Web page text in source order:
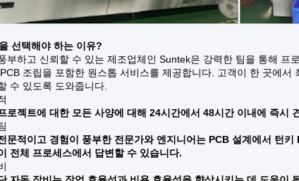
선택해야 하는 이유?
부하고 신뢰할 수 있는 제조업체인 Suntek은 강력한 팀을 통해 프
조립을 포함한 원스톱 서비스를 제공합니다. 고객이 한 곳에
수 있도록 도와줍니다.
로젝트에 대한 모든 사양에 대해 24시간에서 48시간 이내에 즉시
문적이고 경험이 풍부한 전문가와 엔지니어는 PCB 설계에서 턴
전체 프로세스에서 답변할 수 있습니다.